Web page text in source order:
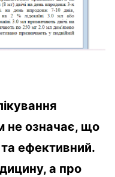
не означає, що
ефективний.
а про